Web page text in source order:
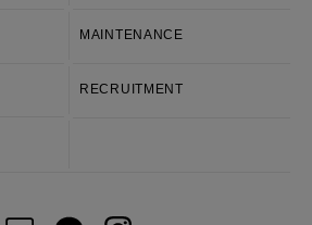
MAINTENANCE
RECRUITMENT